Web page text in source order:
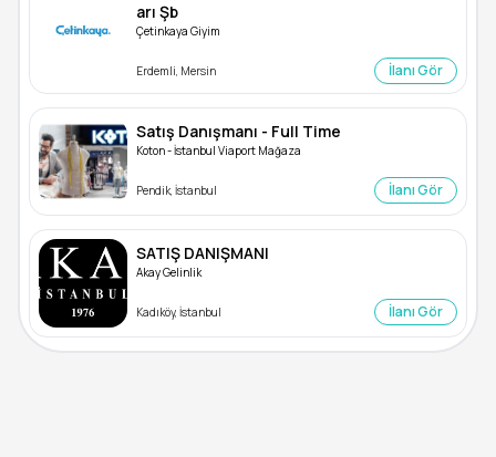
arı Şb
Çetinkaya Giyim
Erdemli, Mersin İlanı Gör
Satış Danışmanı - Full Time
Koton - İstanbul Viaport Mağaza
Pendik, İstanbul İlanı Gör
SATIŞ DANIŞMANI
Akay Gelinlik
Kadıköy, İstanbul İlanı Gör